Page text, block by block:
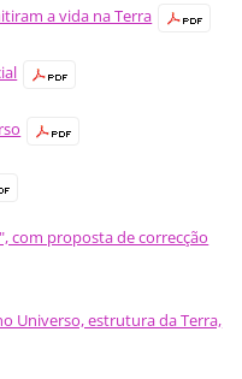
a vida na Terra
", com proposta de correcção
Universo, estrutura da Terra,